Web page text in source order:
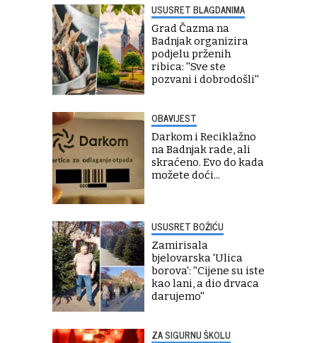
USUSRET BLAGDANIMA
Grad Čazma na
Badnjak organizira
podjelu prženih
ribica: ''Sve ste
pozvani i dobrodošli''
OBAVIJEST
Darkom i Reciklažno
na Badnjak rade, ali
skraćeno. Evo do kada
možete doći...
USUSRET BOŽIĆU
Zamirisala
bjelovarska 'Ulica
borova': ''Cijene su iste
kao lani, a dio drvaca
darujemo''
ZA SIGURNU ŠKOLU